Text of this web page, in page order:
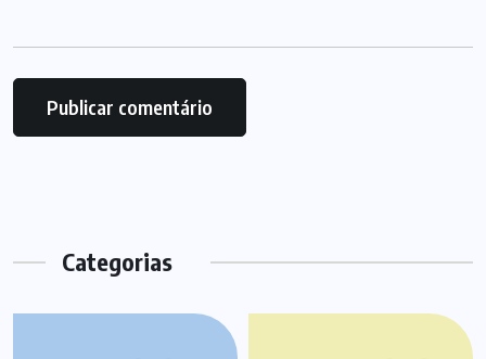
Categorias